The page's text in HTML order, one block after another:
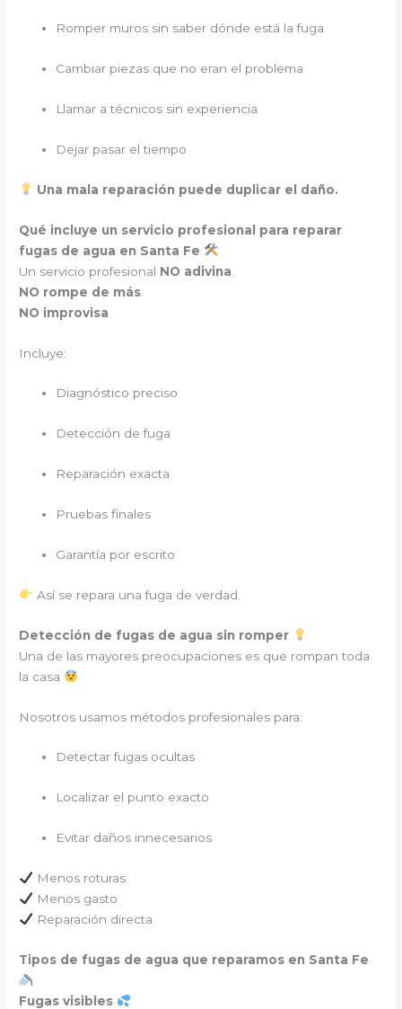
Romper muros sin saber dónde está la fuga
Cambiar piezas que no eran el problema
Llamar a técnicos sin experiencia
Dejar pasar el tiempo
Una mala reparación puede duplicar el daño.
Qué incluye un servicio profesional para reparar
fugas de agua en Santa Fe
Un servicio profesional NO adivina
NO rompe de más
NO improvisa
Incluye:
Diagnóstico preciso
Detección de fuga
Reparación exacta
Pruebas finales
Garantía por escrito
Así se repara una fuga de verdad.
Detección de fugas de agua sin romper
Una de las mayores preocupaciones es que rompan toda
la casa
Nosotros usamos métodos profesionales para:
Detectar fugas ocultas
Localizar el punto exacto
Evitar daños innecesarios
Menos roturas
Menos gasto
Reparación directa
Tipos de fugas de agua que reparamos en Santa Fe
Fugas visibles